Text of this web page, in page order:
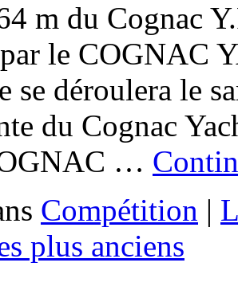
m du Cognac
le COGNAC
se déroulera le
du Cognac
…
Compétition |
plus anciens